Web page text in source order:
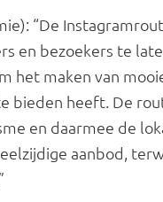
“De
en bezoekers te
het maken van
bieden heeft. De
en daarmee de
aanbod,